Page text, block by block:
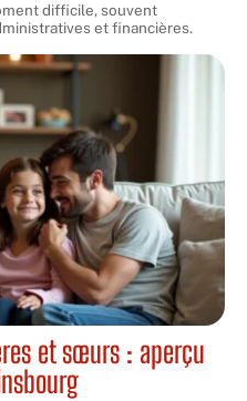
difficile, souvent
et financières.
et sœurs : aperçu